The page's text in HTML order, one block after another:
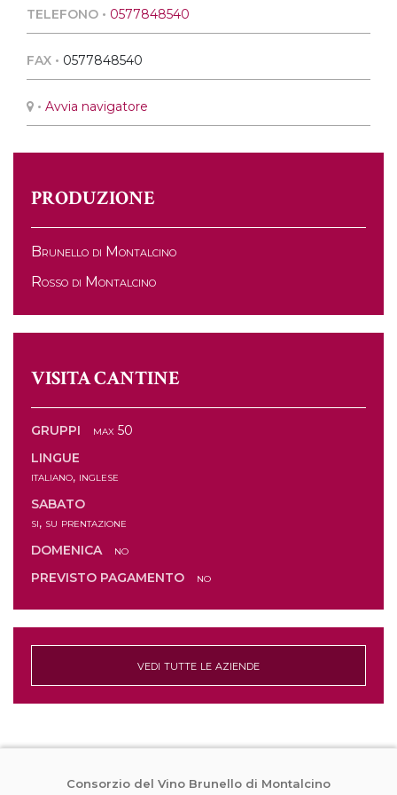
PRODUZIONE
Brunello di Montalcino
Rosso di Montalcino
VISITA CANTINE
GRUPPI
max 50
LINGUE
italiano, inglese
SABATO
si, su prentazione
DOMENICA
no
PREVISTO PAGAMENTO
no
vedi tutte le aziende
TELEFONO • 0577848540
FAX • 0577848540
• Avvia navigatore
Consorzio del Vino Brunello di Montalcino